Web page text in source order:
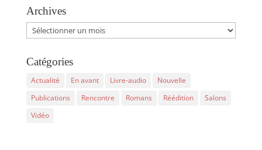
Archives
Archives
Catégories
Actualité En avant Livre-audio
Nouvelle
Publications
Rencontre Romans Réédition
Salons
Vidéo